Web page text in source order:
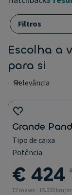
Filtros
Escolha a
para si
Grande
Tipo de caixa
Potência
€ 424
72 meses - 15.000 km/